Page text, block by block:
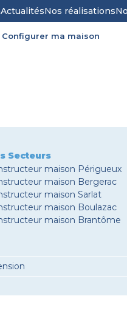
ActualitésNos réalisations
Configurer ma maison
Secteurs
maison Périgueux
maison Bergerac
maison Sarlat
maison Boulazac
maison Brantôme